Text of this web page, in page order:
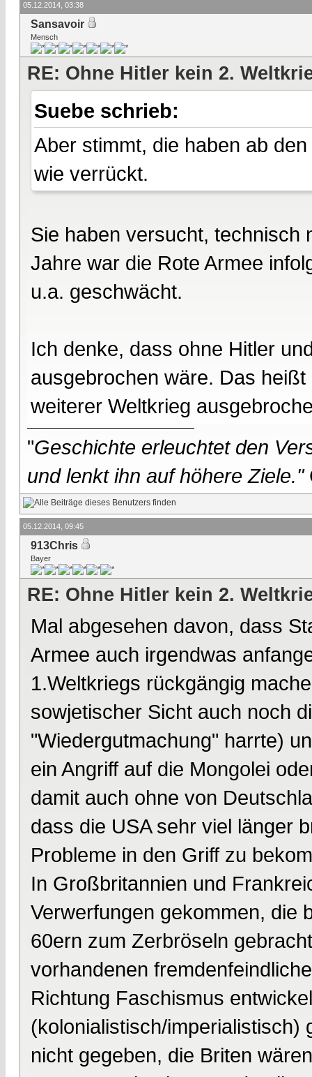
05.12.2014, 03:38
Sansavoir
Mensch
RE: Ohne Hitler kein 2.
Suebe schrieb:
Aber stimmt, die haben ab
wie verrückt.
Sie haben versucht, technisch
Jahre war die Rote Armee
u.a. geschwächt.
Ich denke, dass ohne Hitler
ausgebrochen wäre. Das
weiterer Weltkrieg
"Geschichte erleuchtet den
und lenkt ihn auf höhere Ziele."
05.12.2014, 09:45
913Chris
Bayer
RE: Ohne Hitler kein 2.
Mal abgesehen davon, dass
Armee auch irgendwas
1.Weltkriegs rückgängig
sowjetischer Sicht auch noch
"Wiedergutmachung" harrte)
ein Angriff auf die Mongolei
damit auch ohne von
dass die USA sehr viel länger
Probleme in den Griff zu
In Großbritannien und
Verwerfungen gekommen, die
60ern zum Zerbröseln
vorhandenen
Richtung Faschismus
(kolonialistisch/imperialistisch)
nicht gegeben, die Briten